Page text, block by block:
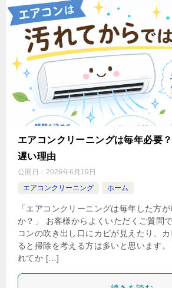
エアコンクリーニングは毎年必要
遅い理由
公開日： 2026年6月19日
エアコンクリーニング
ホーム
「エアコンクリーニングは毎年した方
か？」 お客様からよくいただくご質問
コンの吹き出し口にカビが見えたり、
ると掃除を考える方は多いと思います
れてか […]